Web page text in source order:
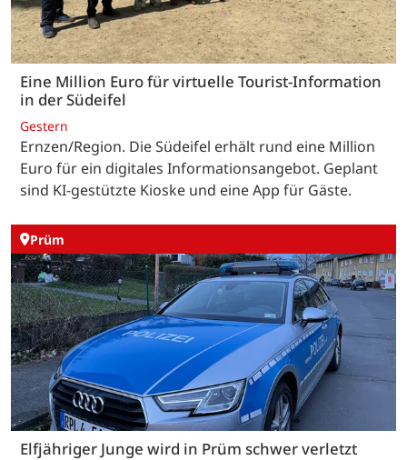
Eine Million Euro für virtuelle Tourist-Information
in der Südeifel
Gestern
Ernzen/Region. Die Südeifel erhält rund eine Million
Euro für ein digitales Informationsangebot. Geplant
sind KI-gestützte Kioske und eine App für Gäste.
Prüm
Elfjähriger Junge wird in Prüm schwer verletzt